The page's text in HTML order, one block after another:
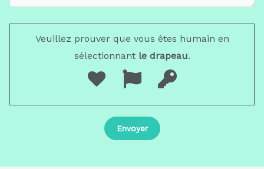
Veuillez prouver que vous êtes humain en
sélectionnantle drapeau.